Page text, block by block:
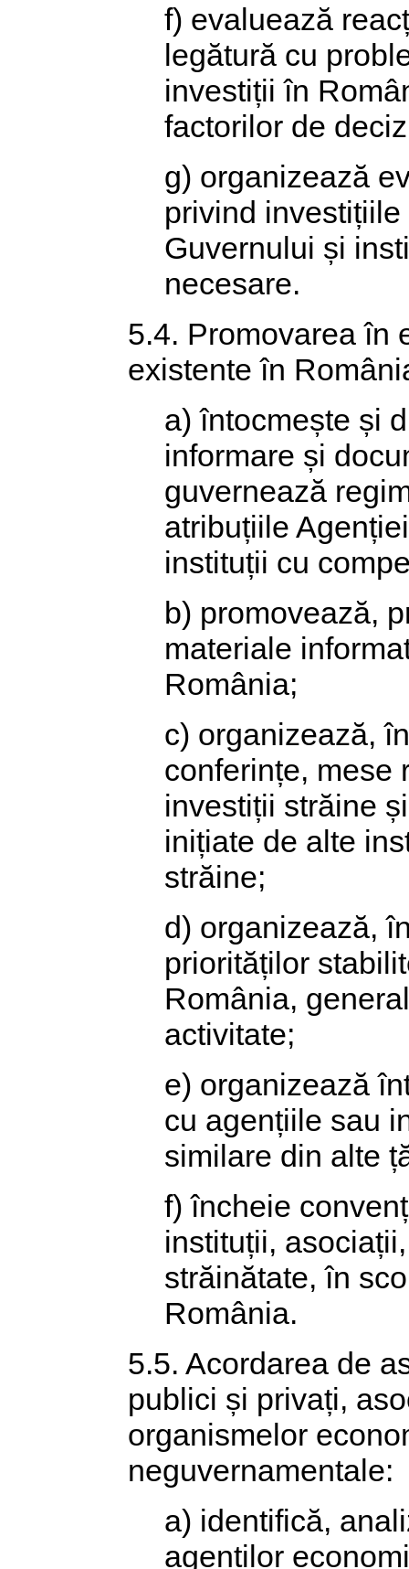
f) evaluează
legătură cu
investiții în
factorilor de
g) organizează
privind
Guvernului și
necesare.
5.4. Promovarea în
existente în
a) întocmește și
informare și
guvernează
atribuțiile
instituții cu
b) promovează,
materiale
România;
c) organizează,
conferințe, mese
investiții străine
inițiate de alte
străine;
d) organizează,
priorităților
România,
activitate;
e) organizează
cu agențiile sau
similare din alte
f) încheie
instituții,
străinătate, în
România.
5.5. Acordarea de
publici și privați,
organismelor
neguvernamentale:
a) identifică,
agenților